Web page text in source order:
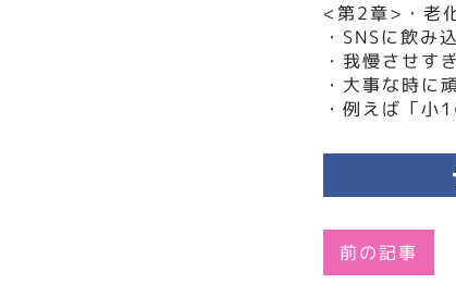
<第2章>・老
・SNSに飲み
・我慢させす
・大事な時に
・例えば「
前の記事